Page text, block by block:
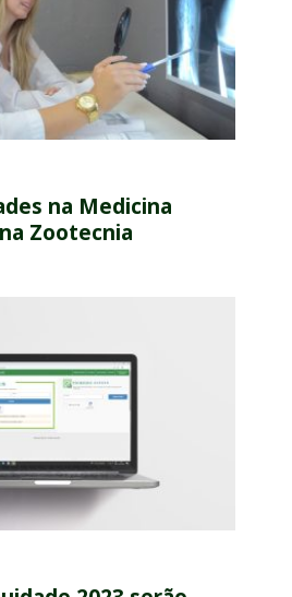
na Medicina
Zootecnia